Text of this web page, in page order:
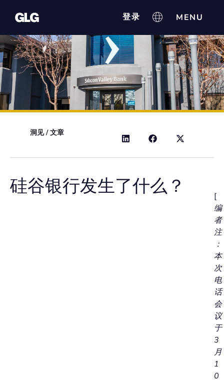
登录
洞见 / 文章
硅谷银行发生了什么？
[
编
者
注
：
本
次
电
话
会
议
于
3
月
1
0